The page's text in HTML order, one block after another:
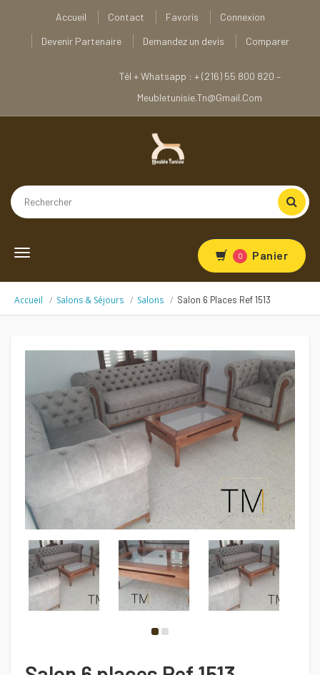
Accueil Contact Favoris
Connexion
Devenir Partenaire
Demandez un devis Comparer
Tél + Whatsapp : + (216) 55 800 820 –
Meubletunisie.tn@gmail.com
Toggle
0 Panier
Accueil Salons & Séjours Salons Salon 6 Places Ref 1513